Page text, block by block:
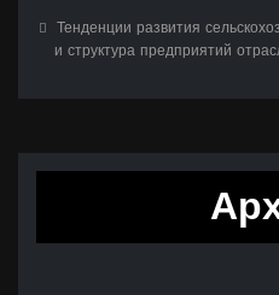
Тенденции развития
и структура предприятий